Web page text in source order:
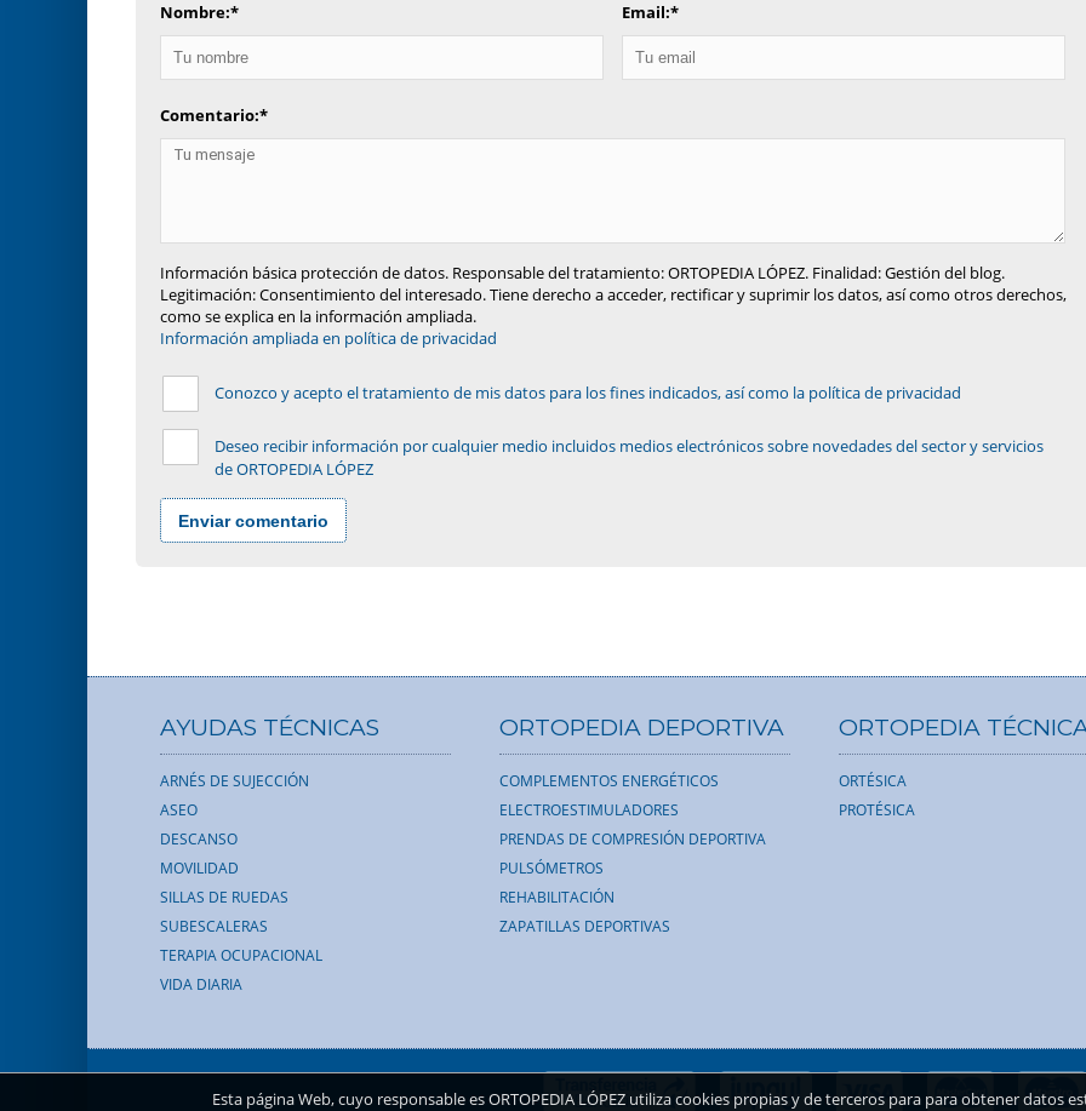
Esta página Web, cuyo responsable es ORTOPEDIA LÓPEZ utiliza cookies propias y de terceros para para obtener datos
Nombre:* Email:*
Comentario:*
Información básica protección de datos. Responsable del tratamiento: ORTOPEDIA LÓPEZ. Finalidad: Gestión del blog.
Legitimación: Consentimiento del interesado. Tiene derecho a acceder, rectificar y suprimir los datos, así como otros derechos,
como se explica en la información ampliada.
Información ampliada en política de privacidad
Conozco y acepto el tratamiento de mis datos para los fines indicados, así como la política de privacidad
Deseo recibir información por cualquier medio incluidos medios electrónicos sobre novedades del sector y servicios
de ORTOPEDIA LÓPEZ
Enviar comentario
AYUDAS TÉCNICAS
ARNÉS DE SUJECCIÓN
ASEO
DESCANSO
MOVILIDAD
SILLAS DE RUEDAS
SUBESCALERAS
TERAPIA OCUPACIONAL
VIDA DIARIA
ORTOPEDIA DEPORTIVA
COMPLEMENTOS ENERGÉTICOS
ELECTROESTIMULADORES
PRENDAS DE COMPRESIÓN DEPORTIVA
PULSÓMETROS
REHABILITACIÓN
ZAPATILLAS DEPORTIVAS
ORTOPEDIA
ORTÉSICA
PROTÉSICA